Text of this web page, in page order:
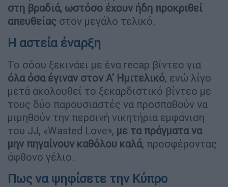
στη βραδιά, ωστόσο έχουν ήδη προκριθεί
απευθείας στον μεγάλο τελικό.
Η αστεία έναρξη
Το σόου ξεκινάει με ένα recap βίντεο για
όλα όσα έγιναν στον Α' Ημιτελικό, ενώ λίγο
μετά ακολουθεί το ξεκαρδιστικό βίντεο με
τους δύο παρουσιαστές να προσπαθούν να
μιμηθούν την περσινή νικητήρια εμφάνιση
του JJ, «Wasted Love», με τα πράγματα να
μην πηγαίνουν καθόλου καλά, προσφέροντας
άφθονο γέλιο.
Πως να ψηφίσετε την Κύπρο